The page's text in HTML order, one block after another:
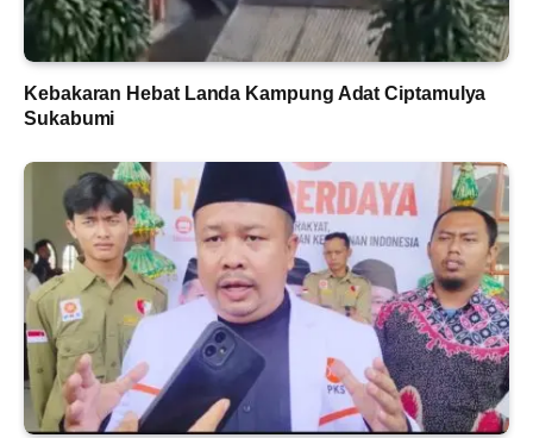
Kebakaran Hebat Landa Kampung Adat Ciptamulya
Sukabumi